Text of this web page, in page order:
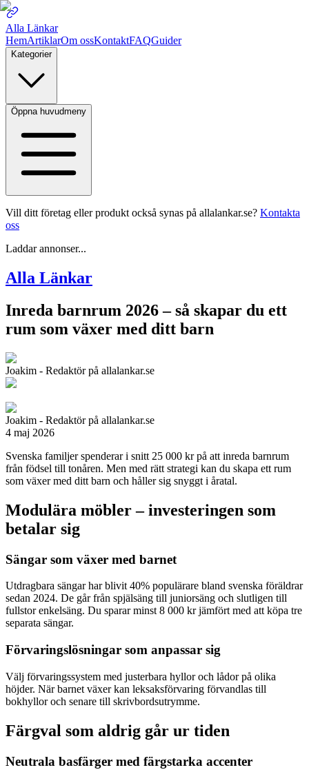
Alla Länkar
HemArtiklarOm ossKontaktFAQGuider
Kategorier
Öppna huvudmeny
Vill ditt företag eller produkt också synas på allalankar.se? Kontakta
oss
Laddar annonser...
Alla Länkar
Inreda barnrum 2026 – så skapar du ett
rum som växer med ditt barn
Joakim - Redaktör på allalankar.se
Joakim - Redaktör på allalankar.se
4 maj 2026
Svenska familjer spenderar i snitt 25 000 kr på att inreda barnrum
från födsel till tonåren. Men med rätt strategi kan du skapa ett rum
som växer med ditt barn och håller sig snyggt i åratal.
Modulära möbler – investeringen som
betalar sig
Sängar som växer med barnet
Utdragbara sängar har blivit 40% populärare bland svenska föräldrar
sedan 2024. De går från spjälsäng till juniorsäng och slutligen till
fullstor enkelsäng. Du sparar minst 8 000 kr jämfört med att köpa tre
separata sängar.
Förvaringslösningar som anpassar sig
Välj förvaringssystem med justerbara hyllor och lådor på olika
höjder. När barnet växer kan leksaksförvaring förvandlas till
bokhyllor och senare till skrivbordsutrymme.
Färgval som aldrig går ur tiden
Neutrala basfärger med färgstarka accenter